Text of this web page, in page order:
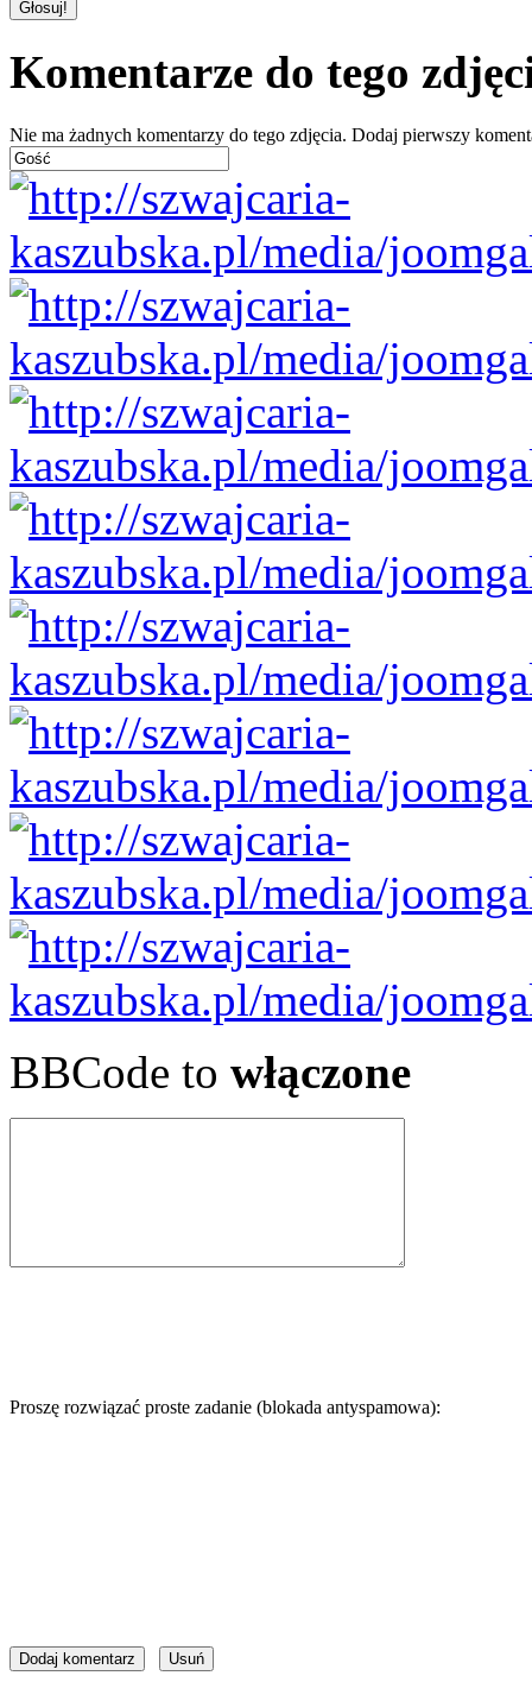
Komentarze do tego
Nie ma żadnych komentarzy do tego zdjęcia. Dodaj pierwszy
BBCode to włączone
Proszę rozwiązać proste zadanie (blokada antyspamowa):